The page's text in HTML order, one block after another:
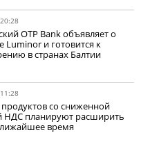
OTP Bank объявляет о
Luminor и готовится к
в странах Балтии
со сниженной
НДС планируют расширить
время